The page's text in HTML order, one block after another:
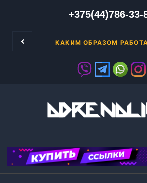
+375(44)786-33-
своя страничка.
НА ИЗОБРЕТЕНИЕ. Достаточно
КАКИМ ОБРАЗОМ